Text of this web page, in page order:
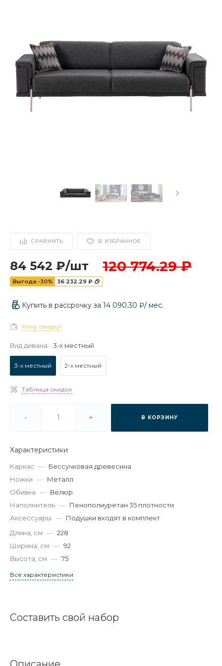
СРАВНИТЬ В ИЗБРАННОЕ
84 542 ₽/шт 120 774.29 ₽
Выгода -30% 36 232.29 ₽
Купить в рассрочку за 14 090.30 ₽/ мес.
Хочу скидку!
Вид дивана 3-х местный
3-х местный 2-х местный
Таблица скидок
- + В КОРЗИНУ
Характеристики
Каркас — Бессучковая древесина
Ножки — Металл
Обивка — Велюр
Наполнитель — Пенополиуретан 35 плотности
Аксессуары — Подушки входят в комплект
Длина, см — 228
Ширина, см — 92
Высота, см — 75
Все характеристики
Составить свой набор